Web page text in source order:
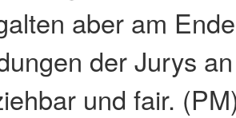
aber am
der Jurys
und fair.